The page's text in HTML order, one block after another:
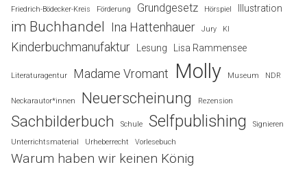
Friedrich-Bödecker-Kreis
Förderung Grundgesetz Hörspiel Illustration
im Buchhandel Ina Hattenhauer Jury KI
Kinderbuchmanufaktur Lesung Lisa Rammensee
Literaturagentur Madame Vromant Molly Museum NDR
Neckarautor*innen Neuerscheinung Rezension
Sachbilderbuch Schule Selfpublishing
Signieren
Unterrichtsmaterial
Urheberrecht Vorlesebuch
Warum haben wir keinen König